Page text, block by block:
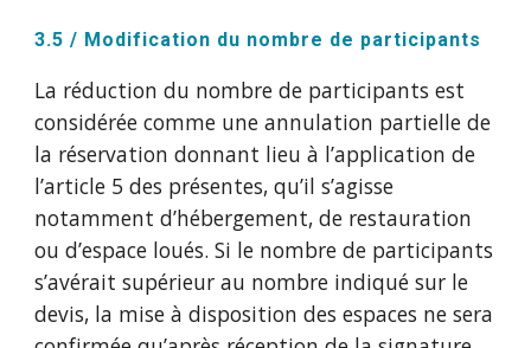
3.5 / Modification du nombre de participants
La réduction du nombre de participants est
considérée comme une annulation partielle de
la réservation donnant lieu à l’application de
l’article 5 des présentes, qu’il s’agisse
notamment d’hébergement, de restauration
ou d’espace loués. Si le nombre de participants
s’avérait supérieur au nombre indiqué sur le
devis, la mise à disposition des espaces ne sera